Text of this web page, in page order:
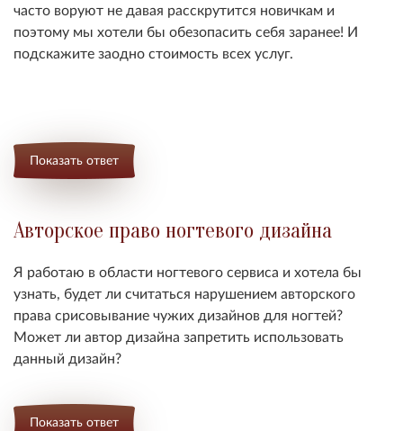
часто воруют не давая расскрутится новичкам и
поэтому мы хотели бы обезопасить себя заранее! И
подскажите заодно стоимость всех услуг.
Показать ответ
Авторское право ногтевого дизайна
Я работаю в области ногтевого сервиса и хотела бы
узнать, будет ли считаться нарушением авторского
права срисовывание чужих дизайнов для ногтей?
Может ли автор дизайна запретить использовать
данный дизайн?
Показать ответ